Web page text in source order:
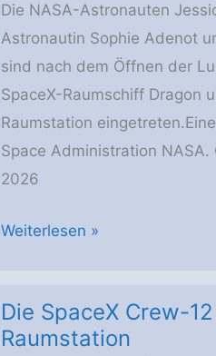
Sophie
Adenot
Die NASA-Astronauten
Astronautin Sophie Adenot
sind nach dem Öffnen der
SpaceX-Raumschiff Dragon
Raumstation
Space Administration NASA.
2026
Die
wurde
geöffnet,
Weiterlesen »
Die SpaceX Crew-
Raumstation